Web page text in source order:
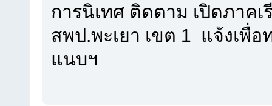
การนิเทศ ติดตาม เปิดภาค
สพป.พะเยา เขต 1 แจ้งเพื่
แนบฯ